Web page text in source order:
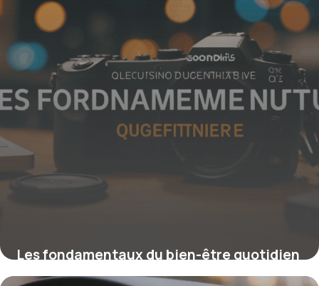
Les fondamentaux du bien-être quotidien
pour une vie équilibrée